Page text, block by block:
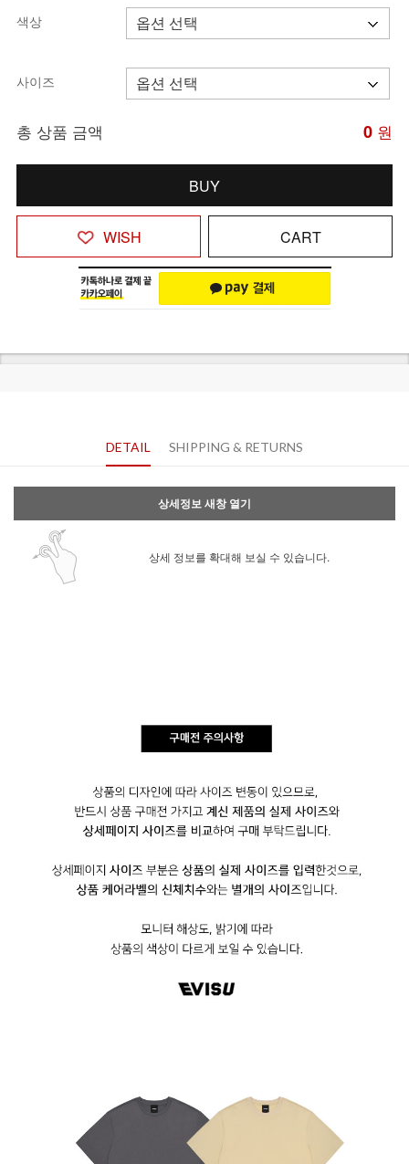
색상
사이즈
총 상품 금액 0 원
BUY
WISH CART
DETAIL SHIPPING & RETURNS
상세정보 새창 열기
상세 정보를 확대해 보실 수 있습니다.